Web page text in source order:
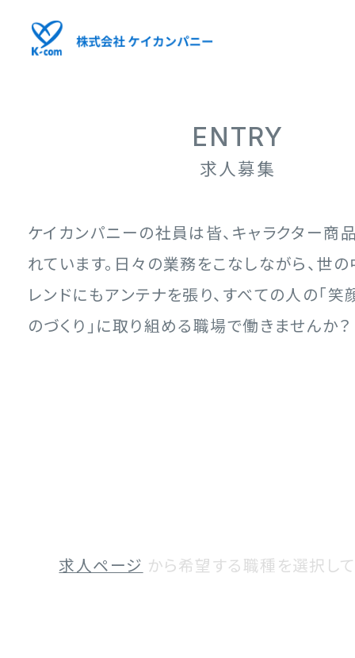
ENTRY
求人募集
ケイカンパニーの社員は皆、キャラクター商
れています。 日々の業務をこなしながら、世
レンドにもアンテナを張り、 すべての人の「笑
のづくり」に取り組める職場で働きませんか？
求人ページ から希望する職種を選択し